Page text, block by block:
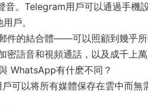
。Telegram用戶可以通過手機
戶。
件的結合體——可以照顧到幾乎
語音和視頻通話，以及成千上萬
WhatsApp有什麽不同？
可以将所有媒體保存在雲中而